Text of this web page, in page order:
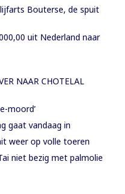
Bouterse, de spuit
uit Nederland naar
NAAR CHOTELAL
moord’
gaat vandaag in
weer op volle toeren
niet bezig met palmolie